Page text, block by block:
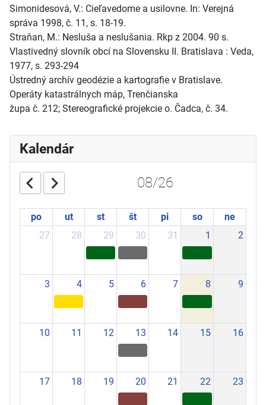
Simonidesová, V.: Cieľavedome a usilovne. In: Verejná
správa 1998, č. 11, s. 18-19.
Straňan, M.: Nesluša a neslušania. Rkp z 2004. 90 s.
Vlastivedný slovník obcí na Slovensku II. Bratislava : Veda,
1977, s. 293-294
Ústredný archív geodézie a kartografie v Bratislave.
Operáty katastrálnych máp, Trenčianska
župa č. 212; Stereografické projekcie o. Čadca, č. 34.
Kalendár
08/26
po ut st št pi so
ne
27
28 29 30 31 1 2
3 4 5 6 7 8 9
10 11 12 13 14 15 16
17 18 19 20 21 22 23